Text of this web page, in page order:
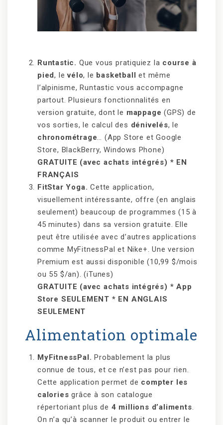
Runtastic. Que vous pratiquiez la course à
pied, levélo, le basketball et même
l’alpinisme, Runtastic vous accompagne
partout. Plusieurs fonctionnalités en
version gratuite, dont le mappage (GPS) de
vos sorties, le calcul des dénivelés, le
chronométrage… (App Store et Google
Store, BlackBerry, Windows Phone)
GRATUITE (avec achats intégrés) * EN
FRANÇAIS
FitStar Yoga. Cette application,
visuellement intéressante, offre (en anglais
seulement) beaucoup de programmes (15 à
45 minutes) dans sa version gratuite. Elle
peut être utilisée avec d’autres applications
comme MyFitnessPal et Nike+. Une version
Premium est aussi disponible (10,99 $/mois
ou 55 $/an). (iTunes)
GRATUITE (avec achats intégrés) * App
Store SEULEMENT * EN ANGLAIS
SEULEMENT
Alimentation optimale
MyFitnessPal. Probablement la plus
connue de tous, et ce n’est pas pour rien.
Cette application permet de compter les
calories grâce à son catalogue
répertoriant plus de 4 millions d’aliments.
On n’a qu’à scanner le produit ou entrer le